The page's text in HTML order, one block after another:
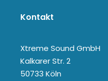
Kontakt
Xtreme Sound GmbH
Kalkarer Str. 2
50733 Köln